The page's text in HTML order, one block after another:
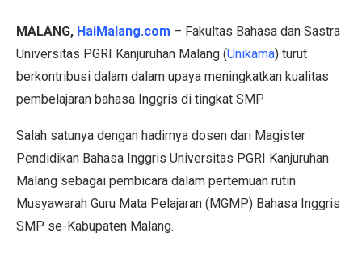
MALANG, HaiMalang.com – Fakultas Bahasa dan Sastra
Universitas PGRI Kanjuruhan Malang (Unikama) turut
berkontribusi dalam dalam upaya meningkatkan kualitas
pembelajaran bahasa Inggris di tingkat SMP.
Salah satunya dengan hadirnya dosen dari Magister
Pendidikan Bahasa Inggris Universitas PGRI Kanjuruhan
Malang sebagai pembicara dalam pertemuan rutin
Musyawarah Guru Mata Pelajaran (MGMP) Bahasa Inggris
SMP se-Kabupaten Malang.